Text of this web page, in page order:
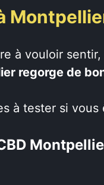
à vouloir
regorge de
à tester si vous